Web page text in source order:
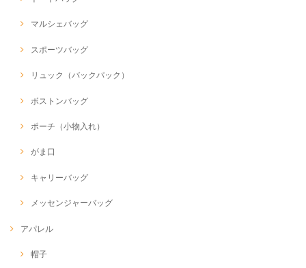
マルシェバッグ
スポーツバッグ
リュック（バックパック）
ボストンバッグ
ポーチ（小物入れ）
がま口
キャリーバッグ
メッセンジャーバッグ
アパレル
帽子